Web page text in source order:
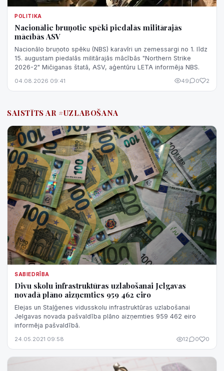
POLITIKA
Nacionālie bruņotie spēki piedalās militārajās
mācībās ASV
Nacionālo bruņoto spēku (NBS) karavīri un zemessargi no 1. līdz
15. augustam piedalās militārajās mācībās "Northern Strike
2026-2" Mičiganas štatā, ASV, aģentūru LETA informēja NBS.
04.08.2026 09:41 49 0 2
SAISTĪTS AR #UZLABOŠANA
SABIEDRĪBA
Divu skolu infrastruktūras uzlabošanai Jelgavas
novadā plāno aizņemties 959 462 eiro
Elejas un Staļģenes vidusskolu infrastruktūras uzlabošanai
Jelgavas novada pašvaldība plāno aizņemties 959 462 eiro
informēja pašvaldībā.
24.05.2021 09:58 12 0 0